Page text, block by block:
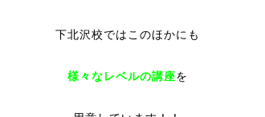
下北沢校ではこのほかにも
様々なレベルの講座を